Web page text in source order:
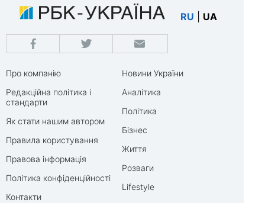
RU UA
Про компанію
Редакційна політика і
стандарти
Як стати нашим автором
Правила користування
Правова інформація
Політика конфіденційності
Контакти
Новини України
Аналітика
Політика
Бізнес
Життя
Розваги
Lifestyle